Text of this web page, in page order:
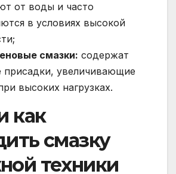
от воды и часто
в условиях высокой
смазки: содержат
присадки, увеличивающие
высоких нагрузках.
как
смазку
техники